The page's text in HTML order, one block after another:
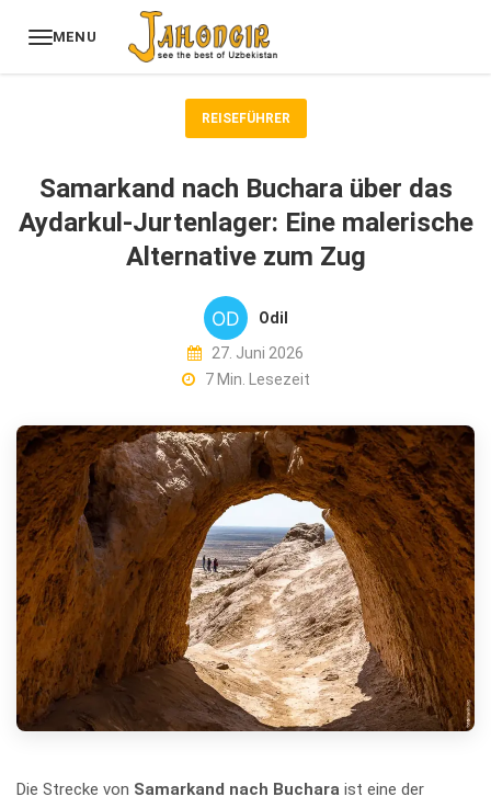
MENU
REISEFÜHRER
Samarkand nach Buchara über das
Aydarkul-Jurtenlager: Eine malerische
Alternative zum Zug
Odil
27. Juni 2026
7 Min. Lesezeit
Die Strecke von Samarkand nach Buchara ist eine der